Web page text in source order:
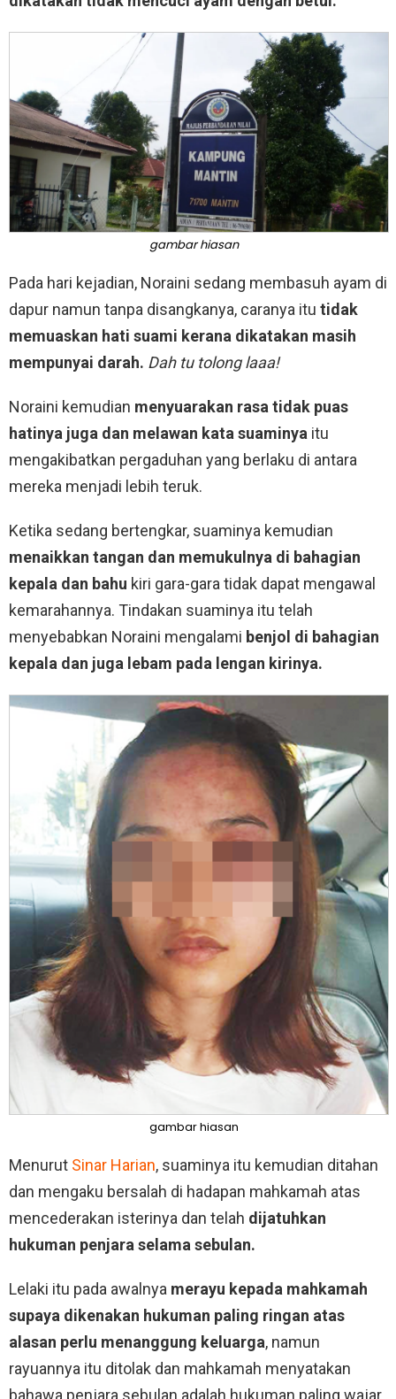
gambar hiasan
Pada hari kejadian, Noraini sedang membasuh ayam di
dapur namun tanpa disangkanya, caranya itu tidak
memuaskan hati suami kerana dikatakan masih
mempunyai darah. Dah tu tolong laaa!
Noraini kemudian menyuarakan rasa tidak puas
hatinya juga dan melawan kata suaminya itu
mengakibatkan pergaduhan yang berlaku di antara
mereka menjadi lebih teruk.
Ketika sedang bertengkar, suaminya kemudian
menaikkan tangan dan memukulnya di bahagian
kepala dan bahu kiri gara-gara tidak dapat mengawal
kemarahannya. Tindakan suaminya itu telah
menyebabkan Noraini mengalami benjol di bahagian
kepala dan juga lebam pada lengan kirinya.
gambar hiasan
Menurut Sinar Harian, suaminya itu kemudian ditahan
dan mengaku bersalah di hadapan mahkamah atas
mencederakan isterinya dan telah dijatuhkan
hukuman penjara selama sebulan.
Lelaki itu pada awalnya merayu kepada mahkamah
supaya dikenakan hukuman paling ringan atas
alasan perlu menanggung keluarga, namun
rayuannya itu ditolak dan mahkamah menyatakan
bahawa penjara sebulan adalah hukuman paling wajar